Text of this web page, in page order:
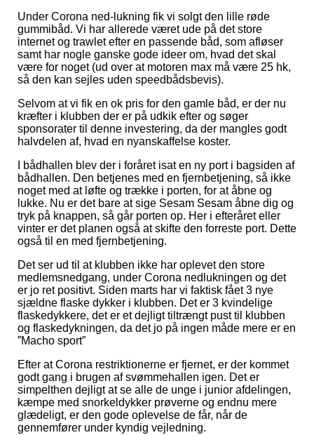
Under Corona ned-lukning fik vi solgt den lille røde
gummibåd. Vi har allerede været ude på det store
internet og trawlet efter en passende båd, som afløser
samt har nogle ganske gode ideer om, hvad det skal
være for noget (ud over at motoren max må være 25 hk,
så den kan sejles uden speedbådsbevis).
Selvom at vi fik en ok pris for den gamle båd, er der nu
kræfter i klubben der er på udkik efter og søger
sponsorater til denne investering, da der mangles godt
halvdelen af, hvad en nyanskaffelse koster.
I bådhallen blev der i foråret isat en ny port i bagsiden af
bådhallen. Den betjenes med en fjernbetjening, så ikke
noget med at løfte og trække i porten, for at åbne og
lukke. Nu er det bare at sige Sesam Sesam åbne dig og
tryk på knappen, så går porten op. Her i efteråret eller
vinter er det planen også at skifte den forreste port. Dette
også til en med fjernbetjening.
Det ser ud til at klubben ikke har oplevet den store
medlemsnedgang, under Corona nedlukningen og det
er jo ret positivt. Siden marts har vi faktisk fået 3 nye
sjældne flaske dykker i klubben. Det er 3 kvindelige
flaskedykkere, det er et dejligt tiltrængt pust til klubben
og flaskedykningen, da det jo på ingen måde mere er en
”Macho sport”
Efter at Corona restriktionerne er fjernet, er der kommet
godt gang i brugen af svømmehallen igen. Det er
simpelthen dejligt at se alle de unge i junior afdelingen,
kæmpe med snorkeldykker prøverne og endnu mere
glædeligt, er den gode oplevelse de får, når de
gennemfører under kyndig vejledning.